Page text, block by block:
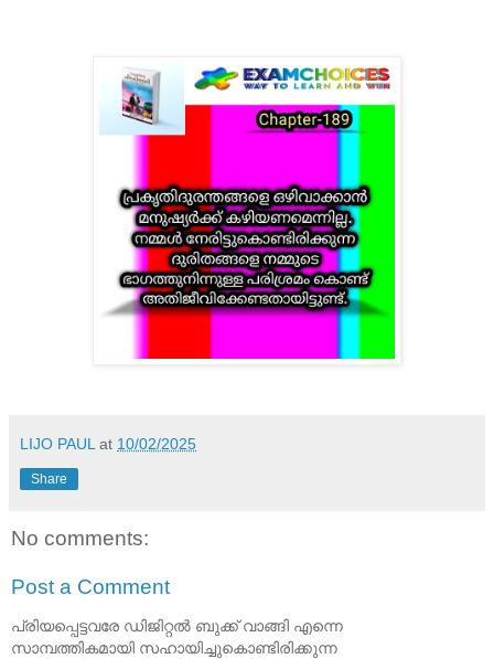
LIJO PAUL at 10/02/2025
Share
No comments:
Post a Comment
പ്രിയപ്പെട്ടവരേ ഡിജിറ്റൽ ബുക്ക് വാങ്ങി എന്നെ
സാമ്പത്തികമായി സഹായിച്ചുകൊണ്ടിരിക്കുന്ന